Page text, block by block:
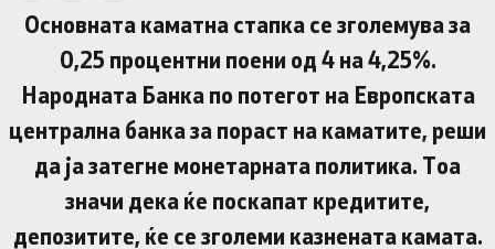
Основната каматна стапка се зголемува за
0,25 процентни поени од 4 на 4,25%.
Народната Банка по потегот на Европската
централна банка за пораст на каматите, реши
да ја затегне монетарната политика. Тоа
значи дека ќе поскапат кредитите,
депозитите, ќе се зголеми казнената камата.